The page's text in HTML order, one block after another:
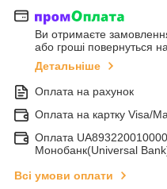
Ви отримаєте
або гроші повернуться
Детальніше
Оплата на рахунок
Оплата на картку Visa/
Оплата
Монобанк(Universal
Всі умови оплати